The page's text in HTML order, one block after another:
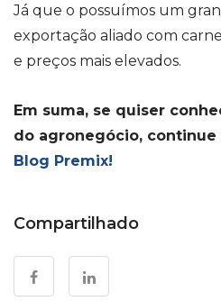
Já que o possuímos um
exportação aliado com
e preços mais elevados.
Em suma, se quiser
do agronegócio, continue
Blog Premix!
Compartilhado